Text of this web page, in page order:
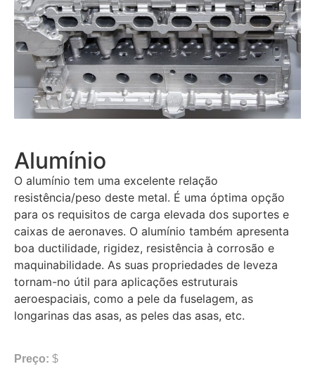
Alumínio
O alumínio tem uma excelente relação
resistência/peso deste metal. É uma óptima opção
para os requisitos de carga elevada dos suportes e
caixas de aeronaves. O alumínio também apresenta
boa ductilidade, rigidez, resistência à corrosão e
maquinabilidade. As suas propriedades de leveza
tornam-no útil para aplicações estruturais
aeroespaciais, como a pele da fuselagem, as
longarinas das asas, as peles das asas, etc.
Preço: $